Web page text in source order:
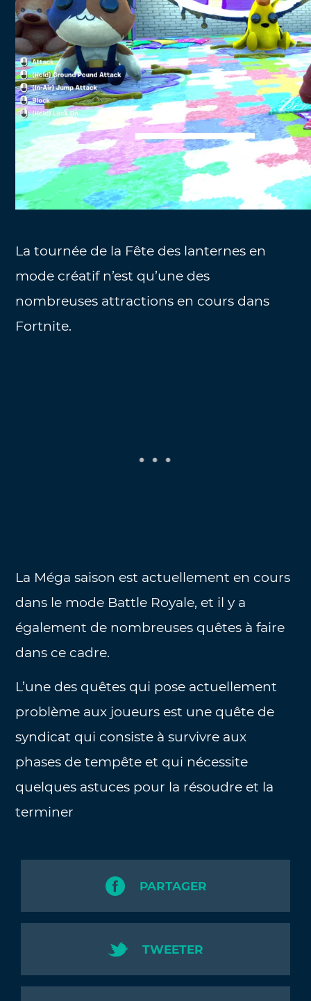
La tournée de la Fête des lanternes en
mode créatif n’est qu’une des
nombreuses attractions en cours dans
Fortnite.
La Méga saison est actuellement en cours
dans le mode Battle Royale, et il y a
également de nombreuses quêtes à faire
dans ce cadre.
L’une des quêtes qui pose actuellement
problème aux joueurs est une quête de
syndicat qui consiste à survivre aux
phases de tempête et qui nécessite
quelques astuces pour la résoudre et la
terminer
PARTAGER
TWEETER